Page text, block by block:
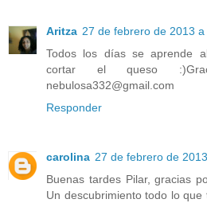
Aritza 27 de febrero de 2013 a
Todos los días se aprende
cortar el queso
nebulosa332@gmail.com
Responder
carolina 27 de febrero de
Buenas tardes Pilar, gracias
Un descubrimiento todo lo que